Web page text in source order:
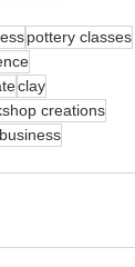
pottery classes
clay
creations